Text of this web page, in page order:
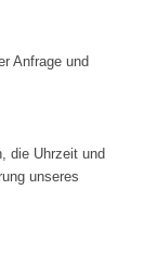
Anfrage und
die Uhrzeit und
unseres